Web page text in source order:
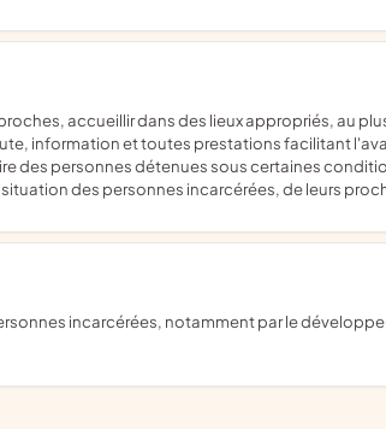
information et toutes prestations facilitant
des personnes détenues sous certaines
des personnes incarcérées, de leurs